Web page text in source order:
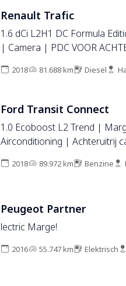
Renault Trafic
1.6 dCi L2H1 DC Formula
| Camera | PDC VOOR
2018 81.688 km Diesel
Ford Transit Connect
1.0 Ecoboost L2 Trend |
Airconditioning | Achteruitrij
2018 89.972 km Benzine
Peugeot Partner
lectric Marge!
2016 55.747 km Elektrisch